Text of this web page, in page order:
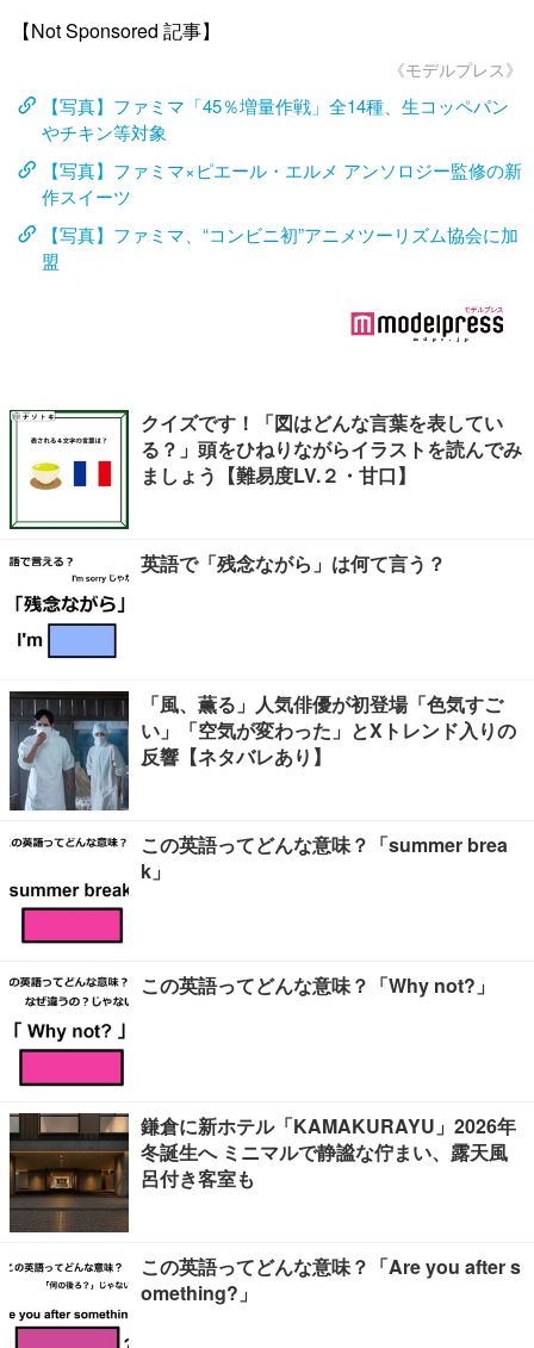
【Not Sponsored 記事】
《モデルプレス》
【写真】ファミマ「45％増量作戦」全14種、生コッペパン
やチキン等対象
【写真】ファミマ×ピエール・エルメ アンソロジー監修の新
作スイーツ
【写真】ファミマ、“コンビニ初”アニメツーリズム協会に加
盟
クイズです！「図はどんな言葉を表してい
る？」頭をひねりながらイラストを読んでみ
ましょう【難易度LV.２・甘口】
英語で「残念ながら」は何て言う？
「風、薫る」人気俳優が初登場「色気すご
い」「空気が変わった」とXトレンド入りの
反響【ネタバレあり】
この英語ってどんな意味？「summer brea
k」
この英語ってどんな意味？「Why not?」
鎌倉に新ホテル「KAMAKURAYU」2026年
冬誕生へ ミニマルで静謐な佇まい、露天風
呂付き客室も
この英語ってどんな意味？「Are you after s
omething?」